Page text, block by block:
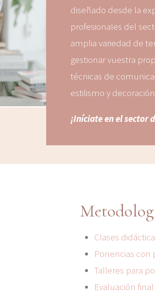
diseñado desde la
profesionales del
amplia variedad de
gestionar vuestra
técnicas de
estilismo y
¡Iníciate en el sector
Clases
Ponencias con
Talleres para
Evaluación